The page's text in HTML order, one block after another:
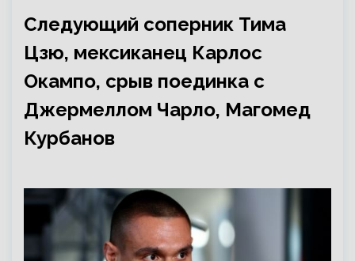
Следующий соперник Тима
Цзю, мексиканец Карлос
Окампо, срыв поединка с
Джермеллом Чарло, Магомед
Курбанов